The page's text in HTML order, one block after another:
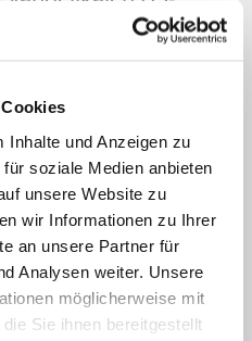
Inhalte und Anzeigen zu
soziale Medien anbieten
unsere Website zu
wir Informationen zu Ihrer
an unsere Partner für
Analysen weiter. Unsere
möglicherweise mit
Sie ihnen bereitgestellt
studierte Liminski
Geschichte,
Auslandssemester
Universität
Studiums
Texte für die
Sven